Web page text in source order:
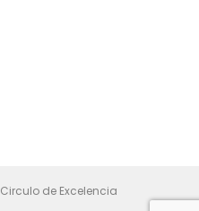
Circulo de Excelencia